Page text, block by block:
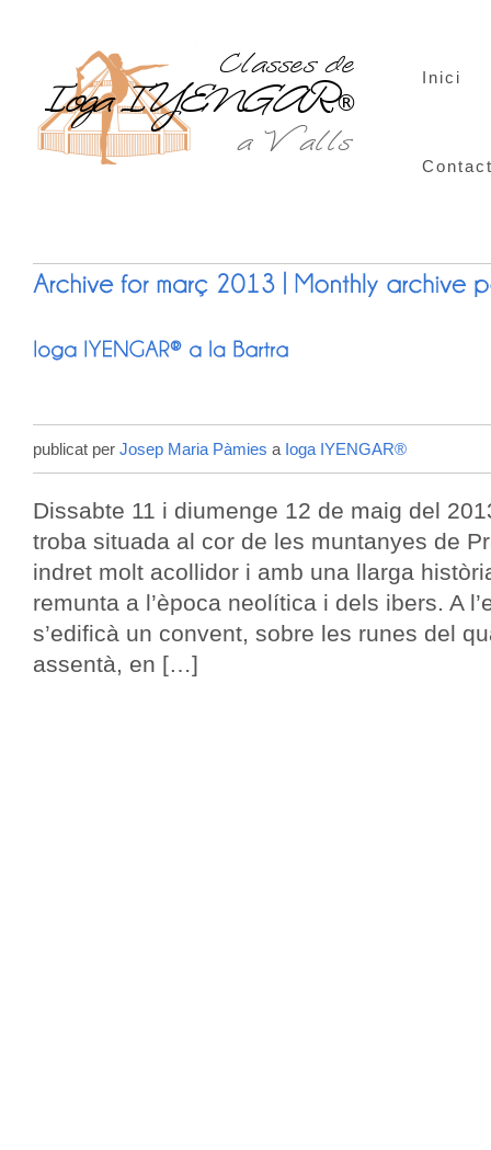
Inici
publicat per Josep Maria Pàmies a Ioga IYENGAR®
Dissabte 11 i diumenge 12 de maig del
troba situada al cor de les muntanyes de
indret molt acollidor i amb una llarga
remunta a l’època neolítica i dels ibers. A
s’edificà un convent, sobre les runes del
assentà, en […]